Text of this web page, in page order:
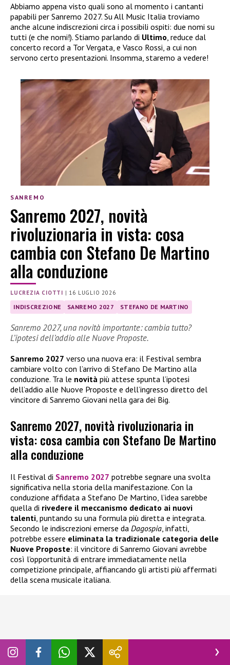
Abbiamo appena visto quali sono al momento i cantanti
papabili per Sanremo 2027. Su All Music Italia troviamo
anche alcune indiscrezioni circa i possibili ospiti: due nomi su
tutti (e che nomi!). Stiamo parlando di Ultimo , reduce dal
concerto record a Tor Vergata, e Vasco Rossi, a cui non
servono certo presentazioni. Insomma, staremo a vedere!
SANREMO
Sanremo 2027, novità
rivoluzionaria in vista: cosa
cambia con Stefano De Martino
alla conduzione
LUCREZIA CIOTTI | 16 LUGLIO 2026
INDISCREZIONE SANREMO 2027 STEFANO DE MARTINO
Sanremo 2027, una novità importante: cambia tutto?
L’ipotesi dell’addio alle Nuove Proposte.
Sanremo 2027 verso una nuova era: il Festival sembra
cambiare volto con l’arrivo di Stefano De Martino alla
conduzione. Tra le novità più attese spunta l’ipotesi
dell’addio alle Nuove Proposte e dell’ingresso diretto del
vincitore di Sanremo Giovani nella gara dei Big.
Sanremo 2027, novità rivoluzionaria in
vista: cosa cambia con Stefano De Martino
alla conduzione
Il Festival di Sanremo 2027 potrebbe segnare una svolta
significativa nella storia della manifestazione. Con la
conduzione affidata a Stefano De Martino, l’idea sarebbe
quella di rivedere il meccanismo dedicato ai nuovi
talenti, puntando su una formula più diretta e integrata.
Secondo le indiscrezioni emerse da Dagospia, infatti,
potrebbe essere eliminata la tradizionale categoria delle
Nuove Proposte: il vincitore di Sanremo Giovani avrebbe
così l’opportunità di entrare immediatamente nella
competizione principale, affiancando gli artisti più affermati
della scena musicale italiana.